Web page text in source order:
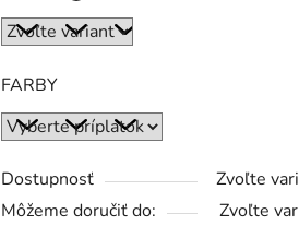
FARBY
Dostupnosť
Zvoľte
Môžeme doručiť do:
Zvoľte